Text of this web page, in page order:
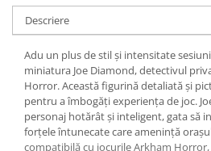
Plusuri si papusi
Carti
Fesuri
Studio Ghibli/My Neighbor
Totoro/Kiki etc
Descriere
Adu un plus de stil și intensitate
miniatura Joe Diamond, detectivul
Horror. Această figurină detaliată și
pentru a îmbogăți experiența de joc.
personaj hotărât și inteligent, gata să
forțele întunecate care amenință
compatibilă cu jocurile Arkham